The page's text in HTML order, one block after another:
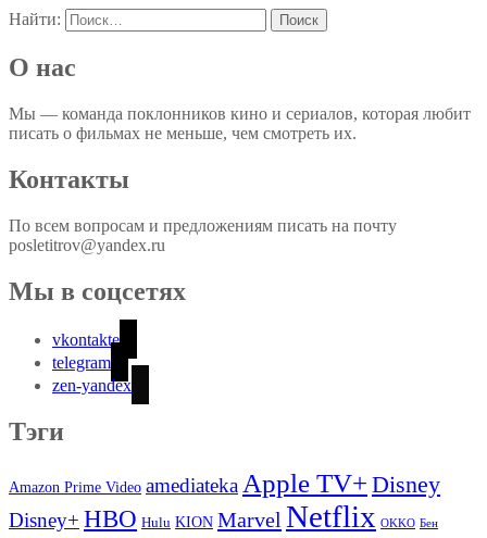
Найти:
О нас
Мы — команда поклонников кино и сериалов, которая любит
писать о фильмах не меньше, чем смотреть их.
Контакты
По всем вопросам и предложениям писать на почту
posletitrov@yandex.ru
Мы в соцсетях
vkontakte
telegram
zen-yandex
Тэги
Amazon Prime Video amediateka Apple TV+ Disney
Disney+ HBO Hulu KION Marvel Netflix OKKO Бен